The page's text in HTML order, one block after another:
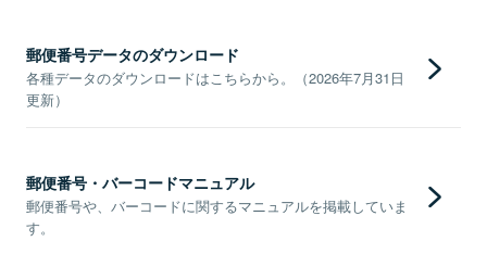
郵便番号データのダウンロード
各種データのダウンロードはこちらから。（2026年7月31日
更新）
郵便番号・バーコードマニュアル
郵便番号や、バーコードに関するマニュアルを掲載していま
す。